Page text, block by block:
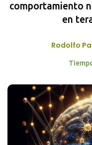
comportamiento
en
Rodolfo